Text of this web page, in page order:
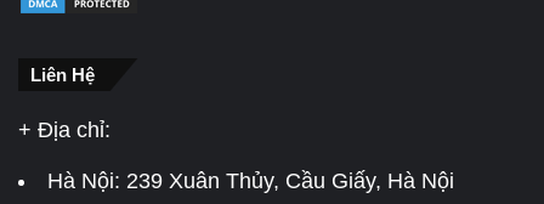
Liên Hệ
+ Địa chỉ:
Hà Nội: 239 Xuân Thủy, Cầu Giấy, Hà Nội